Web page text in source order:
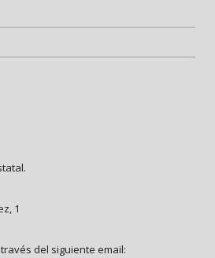
1
del siguiente email: